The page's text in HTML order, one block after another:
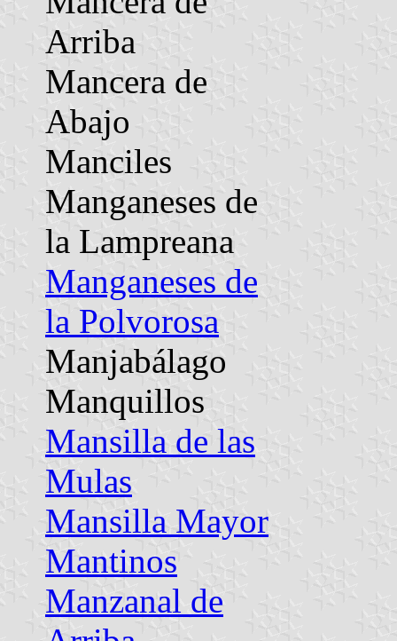
Arriba
Mancera de
Abajo
Manciles
Manganeses de
la Lampreana
Manganeses de
la Polvorosa
Manjabálago
Manquillos
Mansilla de las
Mulas
Mansilla Mayor
Mantinos
Manzanal de